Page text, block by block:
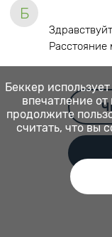
Б
Беккер
впечатление
продолжите
считать, что вы